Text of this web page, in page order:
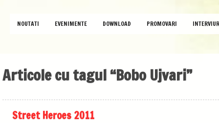
NOUTATI EVENIMENTE DOWNLOAD PROMOVARI
Articole cu tagul “Bobo Ujvari”
Street Heroes 2011